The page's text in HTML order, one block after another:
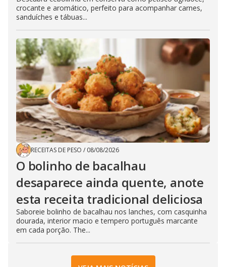
crocante e aromático, perfeito para acompanhar carnes,
sanduíches e tábuas...
RECEITAS DE PESO / 08/08/2026
O bolinho de bacalhau
desaparece ainda quente, anote
esta receita tradicional deliciosa
Saboreie bolinho de bacalhau nos lanches, com casquinha
dourada, interior macio e tempero português marcante
em cada porção. The...